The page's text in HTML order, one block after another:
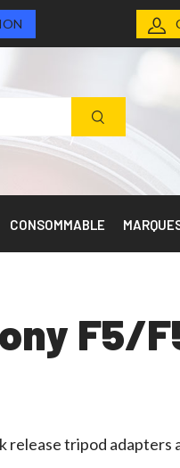
CONSOMMABLE
F5/
release tripod